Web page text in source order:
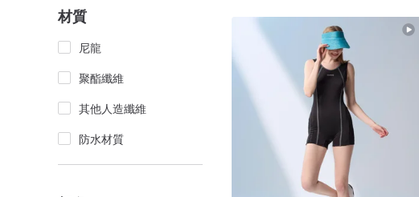
材質
尼龍
聚酯纖維
其他人造纖維
防水材質